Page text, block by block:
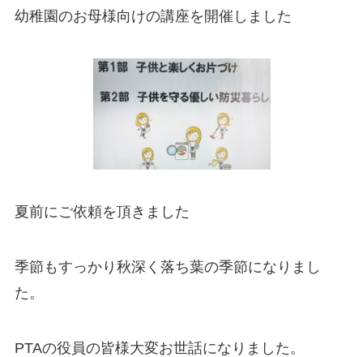
幼稚園のお母様向けの講座を開催しました
夏前にご依頼を頂きました
季節もすっかり秋深く落ち葉の季節になりまし
た。
PTAの役員の皆様大変お世話になりました。